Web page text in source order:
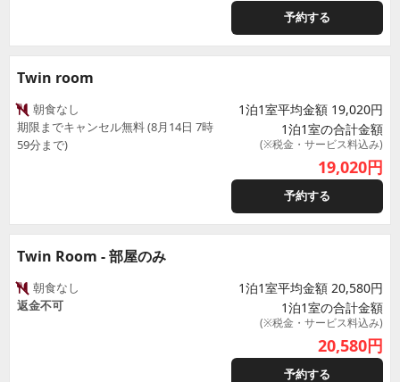
予約する
Twin room
朝食なし
期限までキャンセル無料 (8月14日 7時
59分まで)
1泊1室平均金額 19,020円
1泊1室の合計金額
(※税金・サービス料込み)
19,020円
予約する
Twin Room - 部屋のみ
朝食なし
返金不可
1泊1室平均金額 20,580円
1泊1室の合計金額
(※税金・サービス料込み)
20,580円
予約する